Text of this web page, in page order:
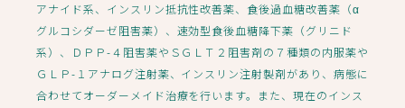
アナイド系、インスリン抵抗性改善薬、食後過血糖改善薬（α
グルコシダーゼ阻害薬）、速効型食後血糖降下薬（グリニド
系）、ＤＰＰ-４阻害薬やＳＧＬＴ２阻害剤の７種類の内服薬や
ＧＬＰ-１アナログ注射薬、インスリン注射製剤があり、病態に
合わせてオーダーメイド治療を行います。また、現在のインス